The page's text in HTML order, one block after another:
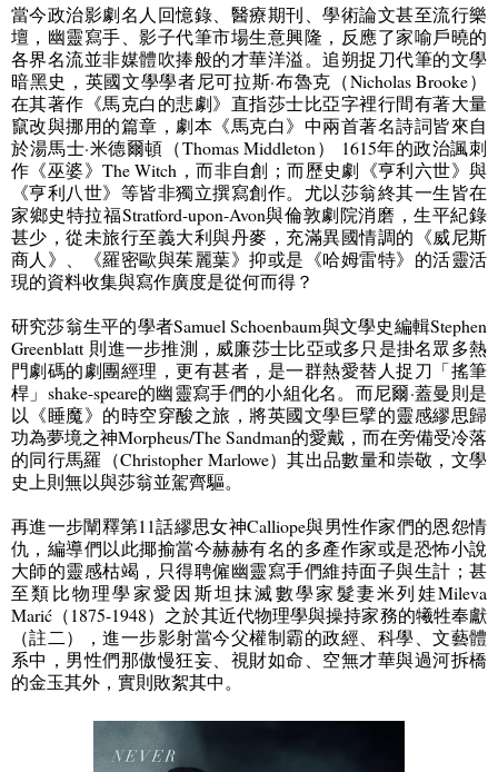
當今政治影劇名人回憶錄、醫療期刊、學術論文甚至流行樂
壇，幽靈寫手、影子代筆市場生意興隆，反應了家喻戶曉的
各界名流並非媒體吹捧般的才華洋溢。追朔捉刀代筆的文學
暗黑史，英國文學學者尼可拉斯·布魯克（Nicholas Brooke）
在其著作《馬克白的悲劇》直指莎士比亞字裡行間有著大量
竄改與挪用的篇章，劇本《馬克白》中兩首著名詩詞皆來自
於湯馬士·米德爾頓（Thomas Middleton） 1615年的政治諷刺
作《巫婆》 The Witch ，而非自創；而歷史劇《亨利六世》與
《亨利八世》等皆非獨立撰寫創作。尤以莎翁終其一生皆在
家鄉史特拉福Stratford-upon-Avon與倫敦劇院消磨，生平紀錄
甚少，從未旅行至義大利與丹麥，充滿異國情調的《威尼斯
商人》、《羅密歐與茱麗葉》抑或是《哈姆雷特》的活靈活
現的資料收集與寫作廣度是從何而得？
研究莎翁生平的學者Samuel Schoenbaum與文學史編輯Stephen
Greenblatt 則進一步推測，威廉莎士比亞或多只是掛名眾多熱
門劇碼的劇團經理，更有甚者，是一群熱愛替人捉刀「搖筆
桿」 shake-speare的幽靈寫手們的小組化名。而尼爾·蓋曼則是
以《睡魔》的時空穿酸之旅，將英國文學巨擘的靈感繆思歸
功為夢境之神Morpheus/The Sandman的愛戴，而在旁備受冷落
的同行馬羅（Christopher Marlowe）其出品數量和崇敬，文學
史上則無以與莎翁並駕齊驅。
再進一步闡釋第11話繆思女神Calliope與男性作家們的恩怨情
仇，編導們以此揶揄當今赫赫有名的多產作家或是恐怖小說
大師的靈感枯竭，只得聘僱幽靈寫手們維持面子與生計；甚
至類比物理學家愛因斯坦抹滅數學家髮妻米列娃Mileva
Marić （1875-1948）之於其近代物理學與操持家務的犧牲奉獻
（註二），進一步影射當今父權制霸的政經、科學、文藝體
系中，男性們那傲慢狂妄、視財如命、空無才華與過河拆橋
的金玉其外，實則敗絮其中。